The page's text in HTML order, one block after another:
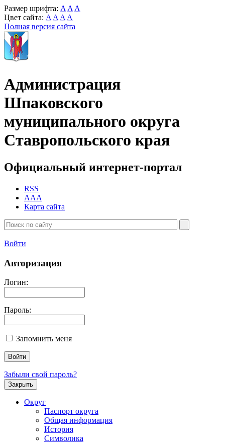
Размер шрифта: A A A
Цвет сайта: A A A A
Полная версия сайта
Администрация
Шпаковского
муниципального округа
Ставропольского края
Официальный интернет-портал
RSS
AAA
Карта сайта
Войти
Авторизация
Логин:
Пароль:
Запомнить меня
Забыли свой пароль?
Закрыть
Округ
Паспорт округа
Общая информация
История
Символика